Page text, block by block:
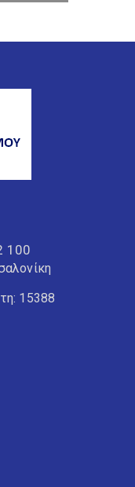
100
15388